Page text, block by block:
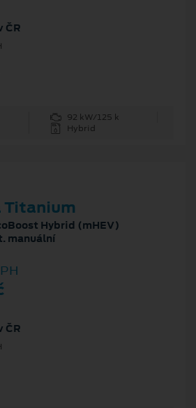
ČR
92 kW/125 k
Hybrid
Titanium
Hybrid (mHEV)
manuální
ČR